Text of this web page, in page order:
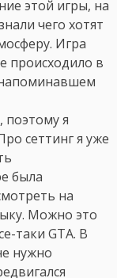
этой игры, на
чего хотят
Игра
происходило в
поэтому я
сеттинг я уже
была
на
Можно это
таки GTA. В
нужно